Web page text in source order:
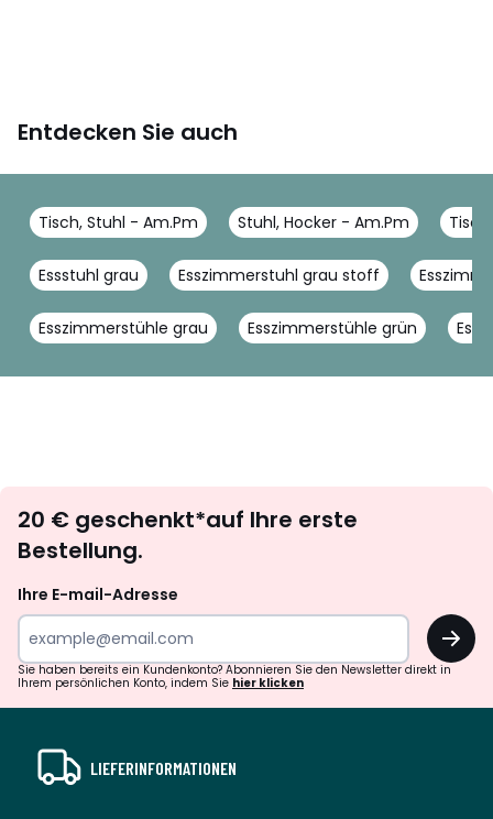
Entdecken Sie auch
Tisch, Stuhl - Am.Pm Stuhl, Hocker - Am.Pm
Essstuhl grau Esszimmerstuhl grau stoff
Esszimmerstühle grau Esszimmerstühle grün
abonnieren
20 € geschenkt*auf Ihre erste
Bestellung.
Ihre E-mail-Adresse
OK
Sie haben bereits ein Kundenkonto? Abonnieren Sie den Newsletter direkt in
Ihrem persönlichen Konto, indem Sie hier klicken
LIEFERINFORMATIONEN